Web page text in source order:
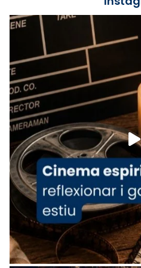
Recupera l'entrevista
tican News 👇
www.vaticannews.va/
07/carmina-historia-
espana-testimoni...
Foto
View on Facebook · Share
Arquebisbat de
1 week ago
«Avui les santes
ajuden a alçar la
Mons. Sergi Gordo,
presidit aquest 27 de
Santes de Mataró.